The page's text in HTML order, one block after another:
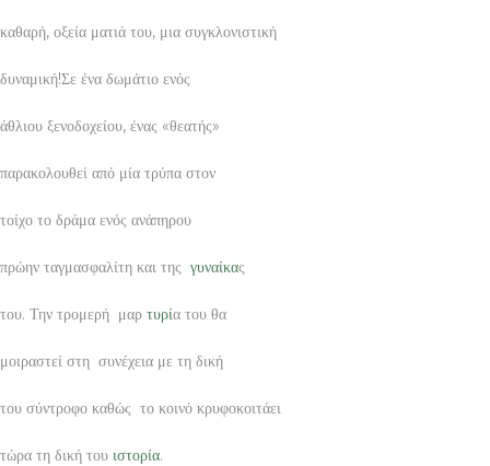
καθαρή, οξεία ματιά του, μια συγκλονιστική
δυναμική!Σε ένα δωμάτιο ενός
άθλιου ξενοδοχείου, ένας «θεατής»
παρακολουθεί από μία τρύπα στον
τοίχο το δράμα ενός ανάπηρου
πρώην ταγμασφαλίτη και της γυναίκας
του. Την τρομερή μαρ τυρία του θα
μοιραστεί στη συνέχεια με τη δική
του σύντροφο καθώς το κοινό κρυφοκοιτάει
τώρα τη δική του ιστορία.